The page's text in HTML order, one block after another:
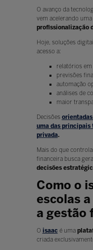
O avanço da
vem acelerando
profissionalização
Hoje, soluções
acesso a:
relatórios
previsões
automação
análises de
maior
Decisões
uma das principais
privada.
Mais do que
financeira busca
decisões
Como o
escolas
a gestão
O isaac é uma
criada